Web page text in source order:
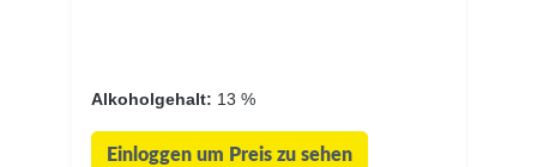
Alkoholgehalt: 13 %
Einloggen um Preis zu sehen